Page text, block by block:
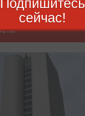
Подпишитесь
сейчас!